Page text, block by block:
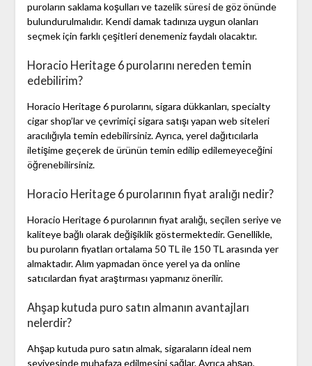
puroların saklama koşulları ve tazelik süresi de göz önünde
bulundurulmalıdır. Kendi damak tadınıza uygun olanları
seçmek için farklı çeşitleri denemeniz faydalı olacaktır.
Horacio Heritage 6 purolarını nereden temin
edebilirim?
Horacio Heritage 6 purolarını, sigara dükkanları, specialty
cigar shop’lar ve çevrimiçi sigara satışı yapan web siteleri
aracılığıyla temin edebilirsiniz. Ayrıca, yerel dağıtıcılarla
iletişime geçerek de ürünün temin edilip edilemeyeceğini
öğrenebilirsiniz.
Horacio Heritage 6 purolarının fiyat aralığı nedir?
Horacio Heritage 6 purolarının fiyat aralığı, seçilen seriye ve
kaliteye bağlı olarak değişiklik göstermektedir. Genellikle,
bu puroların fiyatları ortalama 50 TL ile 150 TL arasında yer
almaktadır. Alım yapmadan önce yerel ya da online
satıcılardan fiyat araştırması yapmanız önerilir.
Ahşap kutuda puro satın almanın avantajları
nelerdir?
Ahşap kutuda puro satın almak, sigaraların ideal nem
seviyesinde muhafaza edilmesini sağlar. Ayrıca ahşap,